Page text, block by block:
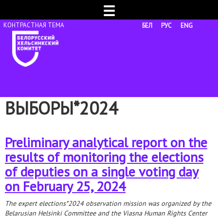
☰
БЕЛ РУС ENG
ВЫБОРЫ*2024
Preliminary analytical report on the
results of monitoring the elections
of deputies on a single voting day
on February 25, 2024
The expert elections*2024 observation mission was organized by the
Belarusian Helsinki Committee and the Viasna Human Rights Center